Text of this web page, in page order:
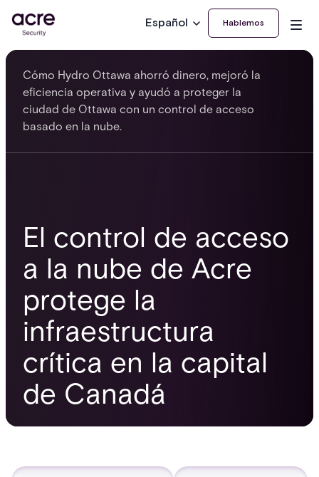
Español Hablemos
El control de acceso
a la nube de Acre
protege la
infraestructura
crítica en la capital
de Canadá
Cómo Hydro Ottawa ahorró dinero, mejoró la
eficiencia operativa y ayudó a proteger la
ciudad de Ottawa con un control de acceso
basado en la nube.